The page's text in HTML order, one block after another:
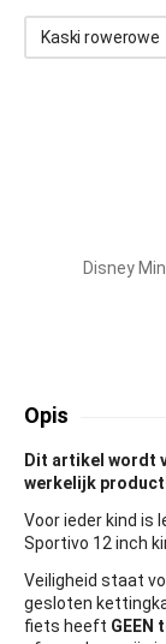
Kaski rowerowe
Disney
Opis
Dit artikel wordt
werkelijk
Voor ieder kind is
Sportivo 12 inch
Veiligheid staat
gesloten
fiets heeft GEEN